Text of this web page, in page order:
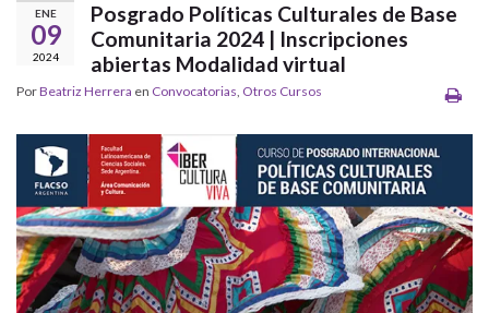
ENE
09
2024
Posgrado Políticas Culturales de Base
Comunitaria 2024 | Inscripciones
abiertas Modalidad virtual
PorBeatriz Herrera en Convocatorias, Otros Cursos